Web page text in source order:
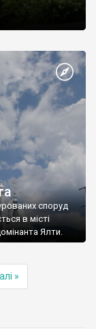
споруд
в місті
Ялти.
»